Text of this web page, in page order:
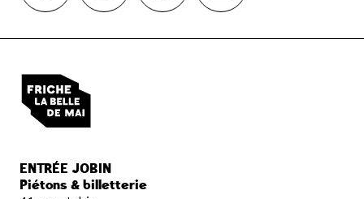
ENTRÉE JOBIN
Piétons & billetterie